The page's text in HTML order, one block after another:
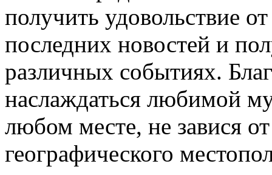
получить удовольствие
последних новостей и
различных событиях.
наслаждаться любимой
любом месте, не завися
географического